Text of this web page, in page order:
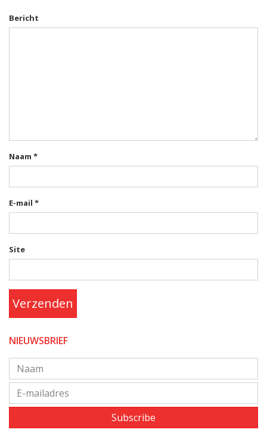
Bericht
Naam *
E-mail *
Site
Verzenden
NIEUWSBRIEF
Subscribe